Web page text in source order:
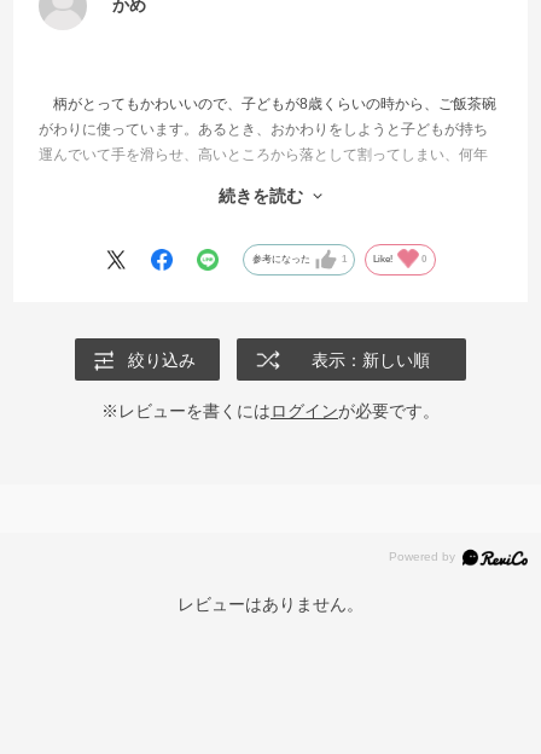
かめ
柄がとってもかわいいので、子どもが8歳くらいの時から、ご飯茶碗
がわりに使っています。あるとき、おかわりをしようと子どもが持ち
運んでいて手を滑らせ、高いところから落として割ってしまい、何年
ていたので、リピート購入しました。在庫があってよかったです。子
続きを読む
参考になった 1 Like! 0
絞り込み 表示：新しい順
※レビューを書くにはログインが必要です。
レビューはありません。